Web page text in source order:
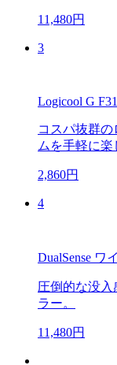
11,480円
3
Logicool G
コスパ抜群
ムを手軽に楽
2,860円
4
DualSense ワ
圧倒的な没入
ラー。
11,480円